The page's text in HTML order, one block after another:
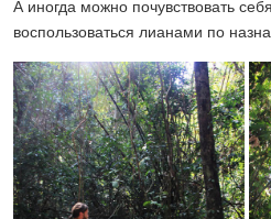
А иногда можно почувствовать
воспользоваться лианами по